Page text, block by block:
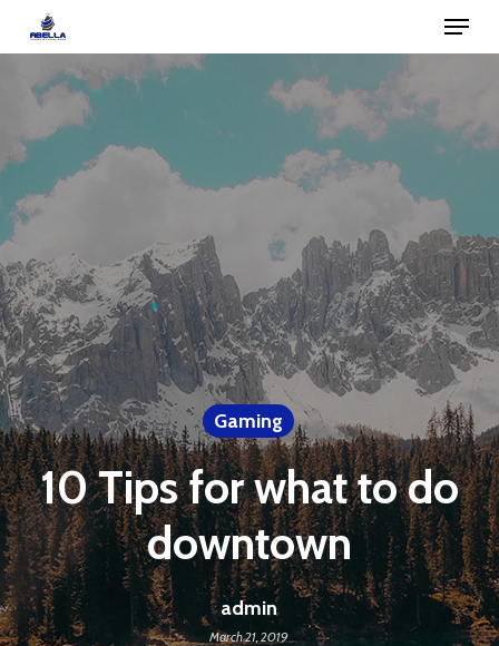
to
main
content
Menu
Gaming
10 Tips for what to do
downtown
admin
March 21, 2019